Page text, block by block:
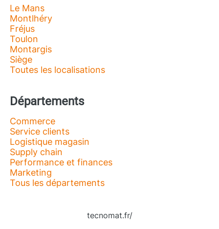
Le Mans
Montlhéry
Fréjus
Toulon
Montargis
Siège
Toutes les localisations
Départements
Commerce
Service clients
Logistique magasin
Supply chain
Performance et finances
Marketing
Tous les départements
tecnomat.fr/